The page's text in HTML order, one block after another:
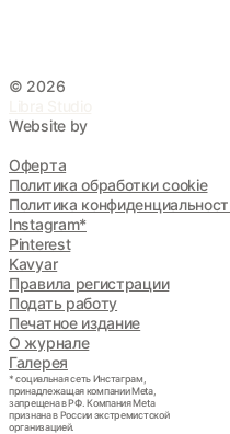
© 2026
Website by
Оферта
Политика обработки cookie
Политика
Instagram*
Pinterest
Kavyar
Правила регистрации
Подать работу
Печатное издание
О журнале
Галерея
* социальная сеть Инстаграм,
принадлежащая компании Meta,
запрещена в РФ. Компания Meta
признана в России экстремистской
организацией.